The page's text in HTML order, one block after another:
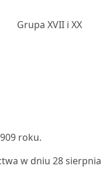
Grupa XVII i XX
roku.
w dniu 28